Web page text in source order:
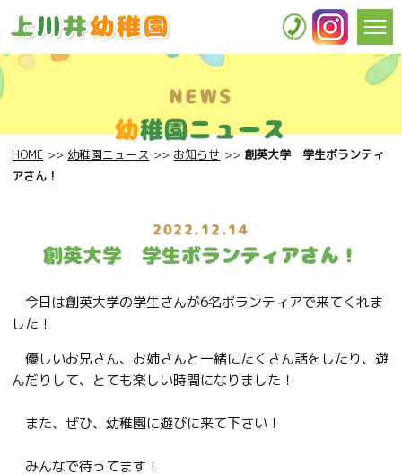
NEWS
幼稚園ニュース
HOME 幼稚園ニュース お知らせ
創英大学 学生ボランティ
アさん！
2022.12.14
創英大学 学生ボランティアさん！
今日は創英大学の学生さんが6名ボランティアで来てくれま
した！
優しいお兄さん、お姉さんと一緒にたくさん話をしたり、遊
んだりして、とても楽しい時間になりました！
また、ぜひ、幼稚園に遊びに来て下さい！
みんなで待ってます！